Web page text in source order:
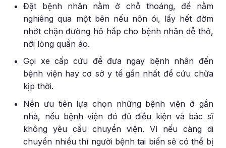
Đặt bệnh nhân nằm ở chỗ thoáng, để nằm
nghiêng qua một bên nếu nôn ói, lấy hết đờm
nhớt chặn đường hô hấp cho bệnh nhân dễ thở,
nới lỏng quần áo.
Gọi xe cấp cứu để đưa ngay bệnh nhân đến
bệnh viện hay cơ sở y tế gần nhất để cứu chữa
kịp thời.
Nên ưu tiên lựa chọn những bệnh viện ở gần
nhà, nếu bệnh viện đó đủ điều kiện và bác sĩ
không yêu cầu chuyển viện. Vì nếu càng di
chuyển nhiều thì người bệnh tai biến sẽ có thể bị